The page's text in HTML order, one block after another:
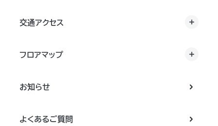
交通アクセス
フロアマップ
お知らせ
よくあるご質問